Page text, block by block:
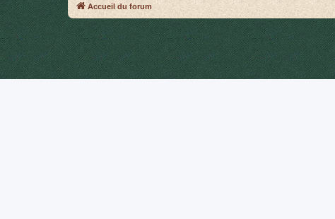
Accueil du forum